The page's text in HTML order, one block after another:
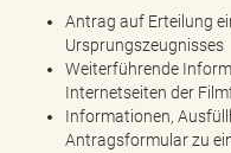
Antrag auf Erteilung
Ursprungszeugnisses
Weiterführende
Internetseiten der
Informationen,
Antragsformular zu